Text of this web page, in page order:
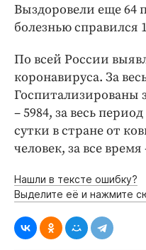
Выздоровели еще 64
болезнью справился
По всей России
коронавируса. За
Госпитализированы
– 5984, за весь
сутки в стране от
человек, за все время
Нашли в тексте ошибку?
Выделите её и нажмите